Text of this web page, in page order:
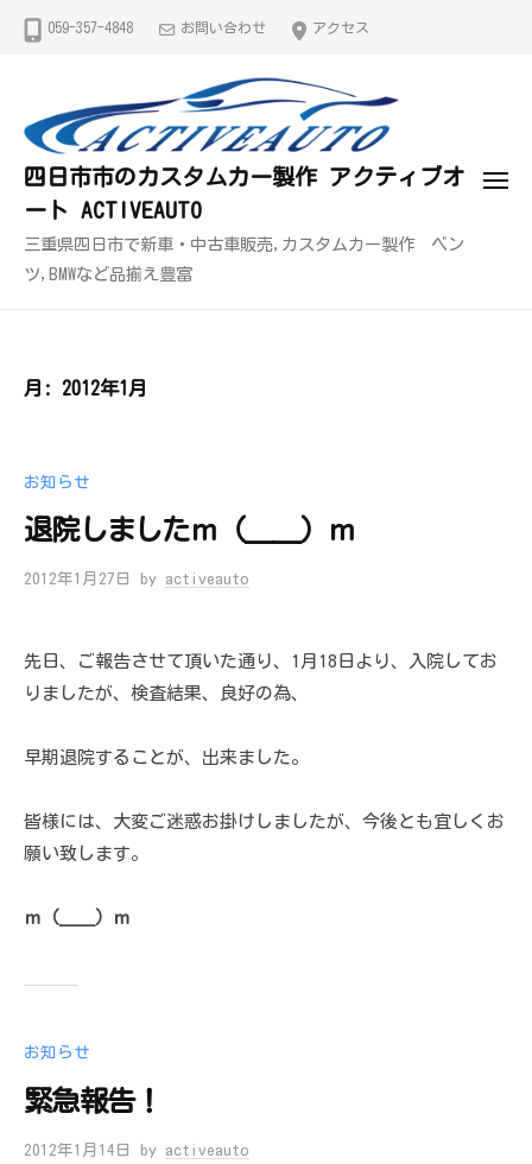
059-357-4848 お問い合わせ アクセス
四日市市のカスタムカー製作 アクティブオ
ート ACTIVEAUTO
三重県四日市で新車・中古車販売,カスタムカー製作 ベン
ツ,BMWなど品揃え豊富
メ
月: 2012年1月
お知らせ
退院しましたｍ（＿＿）ｍ
2012年1月27日 by activeauto
先日、ご報告させて頂いた通り、1月18日より、入院してお
りましたが、検査結果、良好の為、
早期退院することが、出来ました。
皆様には、大変ご迷惑お掛けしましたが、今後とも宜しくお
願い致します。
ｍ（＿＿）ｍ
お知らせ
緊急報告！
2012年1月14日 by activeauto